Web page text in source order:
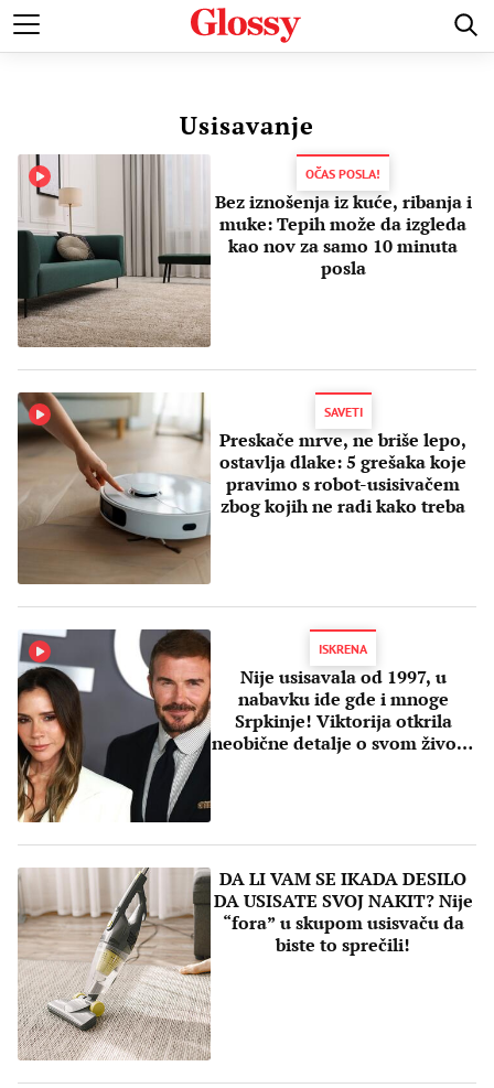
POZNATI MODA I LEPOTA ZDRAVI I SREĆNI LJUBAV
Usisavanje
OČAS POSLA!
Bez iznošenja iz kuće, ribanja i
muke: Tepih može da izgleda
kao nov za samo 10 minuta
posla
SAVETI
Preskače mrve, ne briše lepo,
ostavlja dlake: 5 grešaka koje
pravimo s robot-usisivačem
zbog kojih ne radi kako treba
ISKRENA
Nije usisavala od 1997, u
nabavku ide gde i mnoge
Srpkinje! Viktorija otkrila
neobične detalje o svom životu
DA LI VAM SE IKADA DESILO
DA USISATE SVOJ NAKIT? Nije
“fora” u skupom usisvaču da
biste to sprečili!